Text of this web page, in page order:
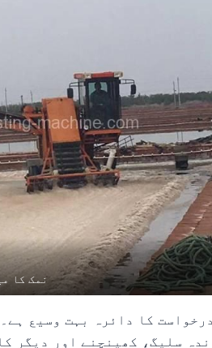
نمک کا
کا دائرہ بہت وسیع
سلیگ، کھینچنے اور دیگر